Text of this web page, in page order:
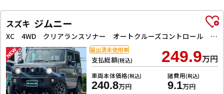
スズキ ジムニー
XC 4WD クリアランスソナー オートクルーズコントロール レーンアシスト 衝突被害軽減システム オートライト LEDヘッドランプ ヘッドライトウォッシャー スマートキー アイドリングストップ
支払総額(税込) 249.9万円
車両本体価格(税込)
240.8万円
諸費用(税込)
9.1万円
届出済未使用車